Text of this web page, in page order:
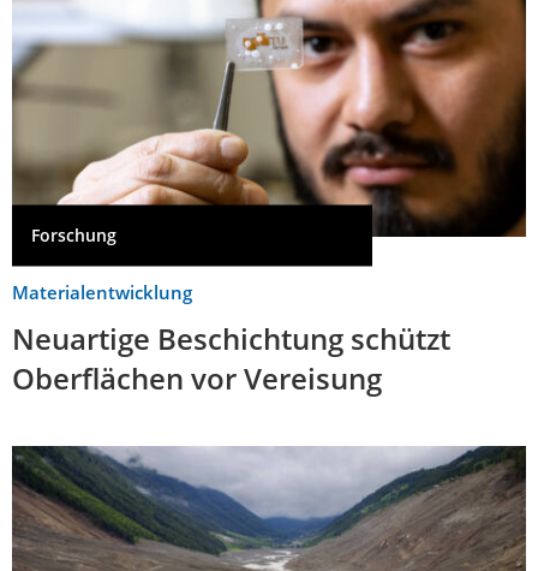
Forschung
Materialentwicklung
Neuartige Beschichtung schützt
Oberflächen vor Vereisung